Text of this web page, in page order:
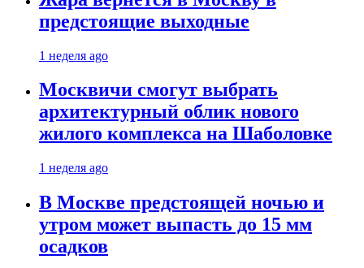
предстоящие выходные
1 неделя ago
Москвичи смогут выбрать
архитектурный облик нового
жилого комплекса на Шаболовке
1 неделя ago
В Москве предстоящей ночью и
утром может выпасть до 15 мм
осадков